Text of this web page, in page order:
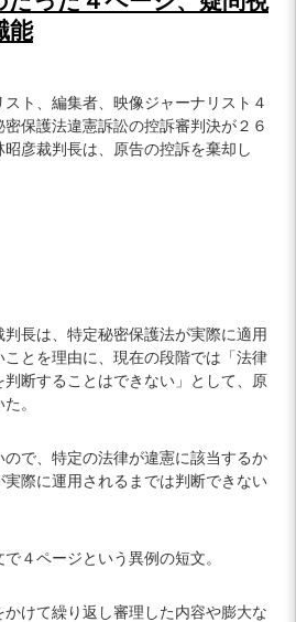
能
ト、編集者、映像ジャーナリスト４
保護法違憲訴訟の控訴審判決が２６
彦裁判長は、原告の控訴を棄却し
長は、特定秘密保護法が実際に適用
とを理由に、現在の段階では「法律
断することはできない」として、原
。
で、特定の法律が違憲に該当するか
際に運用されるまでは判断できない
４ページという異例の短文。
けて繰り返し審理した内容や膨大な